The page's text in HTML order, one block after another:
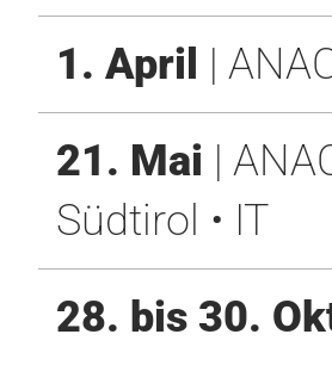
1. April |
21. Mai |
Südtirol • IT
28. bis 30.